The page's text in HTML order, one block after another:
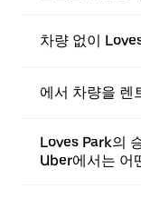
차량 없이
에서 차량을 렌
Loves Park의
Uber에서는 어